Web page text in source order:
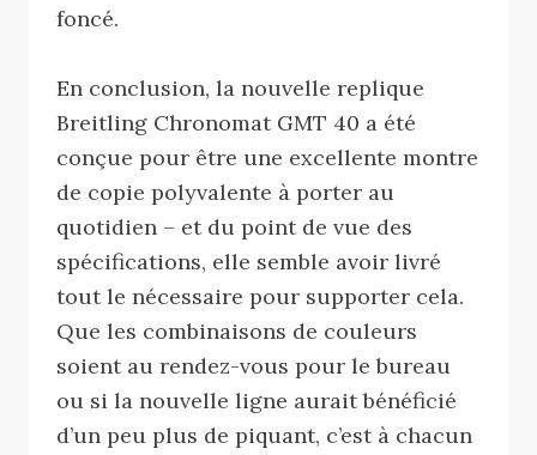
foncé.
En conclusion, la nouvelle replique
Breitling Chronomat GMT 40 a été
conçue pour être une excellente montre
de copie polyvalente à porter au
quotidien – et du point de vue des
spécifications, elle semble avoir livré
tout le nécessaire pour supporter cela.
Que les combinaisons de couleurs
soient au rendez-vous pour le bureau
ou si la nouvelle ligne aurait bénéficié
d’un peu plus de piquant, c’est à chacun